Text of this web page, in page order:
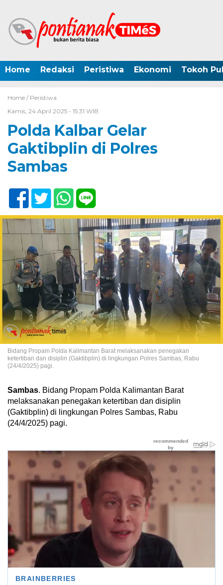
Home Redaksi Peristiwa Ekonomi Tokoh
Home / Peristiwa
Kamis, 24 April 2025 - 15:31 WIB
Polda Kalbar Gelar
Gaktibplin di Polres
Sambas
Bidang Propam Polda Kalimantan Barat melaksanakan penegakan
ketertiban dan disiplin (Gaktibplin) di lingkungan Polres Sambas, Rabu
(24/4/2025) pagi.
Sambas. Bidang Propam Polda Kalimantan Barat
melaksanakan penegakan ketertiban dan disiplin
(Gaktibplin) di lingkungan Polres Sambas, Rabu
(24/4/2025) pagi.